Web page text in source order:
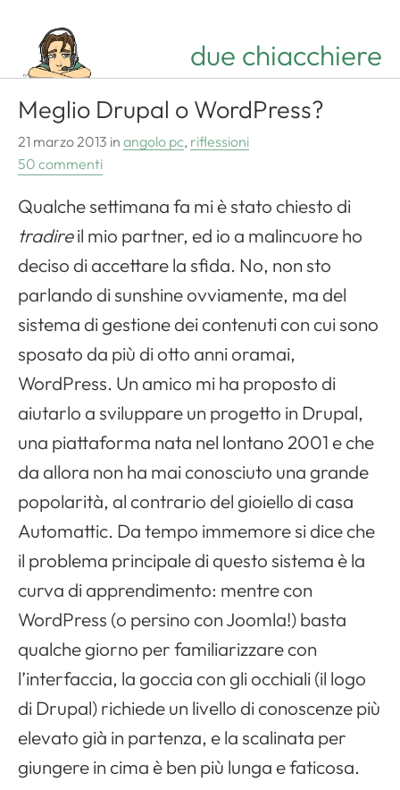
due chiacchiere
Meglio Drupal o WordPress?
21 marzo 2013 in angolo pc, riflessioni
50 commenti
Qualche settimana fa mi è stato chiesto di
tradireil mio partner, ed io a malincuore ho
deciso di accettare la sfida. No, non sto
parlando di sunshine ovviamente, ma del
sistema di gestione dei contenuti con cui sono
sposato da più di otto anni oramai,
WordPress. Un amico mi ha proposto di
aiutarlo a sviluppare un progetto in Drupal,
una piattaforma nata nel lontano 2001 e che
da allora non ha mai conosciuto una grande
popolarità, al contrario del gioiello di casa
Automattic. Da tempo immemore si dice che
il problema principale di questo sistema è la
curva di apprendimento: mentre con
WordPress (o persino con Joomla!) basta
qualche giorno per familiarizzare con
l’interfaccia, la goccia con gli occhiali (il logo
di Drupal) richiede un livello di conoscenze più
elevato già in partenza, e la scalinata per
giungere in cima è ben più lunga e faticosa.